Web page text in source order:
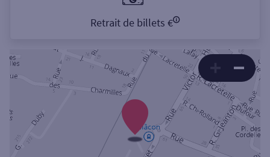
Retrait de billets €